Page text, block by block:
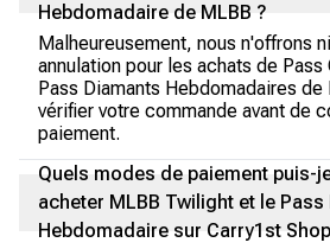
Hebdomadaire de MLBB ?
Malheureusement, nous n'offrons
annulation pour les achats de
Pass Diamants Hebdomadaires
vérifier votre commande avant de
paiement.
Quels modes de paiement puis-
acheter MLBB Twilight et le Pass
Hebdomadaire sur Carry1st